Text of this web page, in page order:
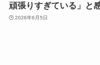
頑張りすぎている」と
2026年6月5日